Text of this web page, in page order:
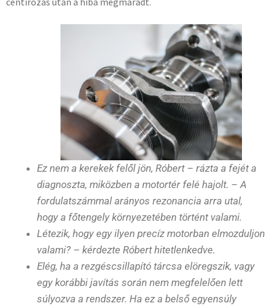
Ez nem a kerekek felől jön, Róbert – rázta a fejét a
diagnoszta, miközben a motortér felé hajolt. – A
fordulatszámmal arányos rezonancia arra utal,
hogy a főtengely környezetében történt valami.
Létezik, hogy egy ilyen precíz motorban elmozduljon
valami? – kérdezte Róbert hitetlenkedve.
Elég, ha a rezgéscsillapító tárcsa elöregszik, vagy
egy korábbi javítás során nem megfelelően lett
súlyozva a rendszer. Ha ez a belső egyensúly